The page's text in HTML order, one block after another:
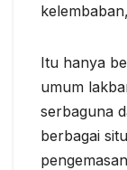
Itu hanya
umum
serbaguna
berbagai